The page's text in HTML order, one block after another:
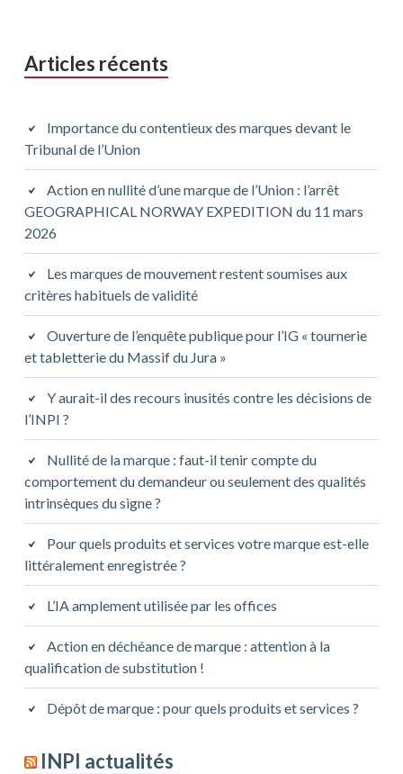
Articles récents
Importance du contentieux des marques devant le
Tribunal de l’Union
Action en nullité d’une marque de l’Union : l’arrêt
GEOGRAPHICAL NORWAY EXPEDITION du 11 mars
2026
Les marques de mouvement restent soumises aux
critères habituels de validité
Ouverture de l’enquête publique pour l’IG « tournerie
et tabletterie du Massif du Jura »
Y aurait-il des recours inusités contre les décisions de
l’INPI ?
Nullité de la marque : faut-il tenir compte du
comportement du demandeur ou seulement des qualités
intrinsèques du signe ?
Pour quels produits et services votre marque est-elle
littéralement enregistrée ?
L’IA amplement utilisée par les offices
Action en déchéance de marque : attention à la
qualification de substitution !
Dépôt de marque : pour quels produits et services ?
INPI actualités